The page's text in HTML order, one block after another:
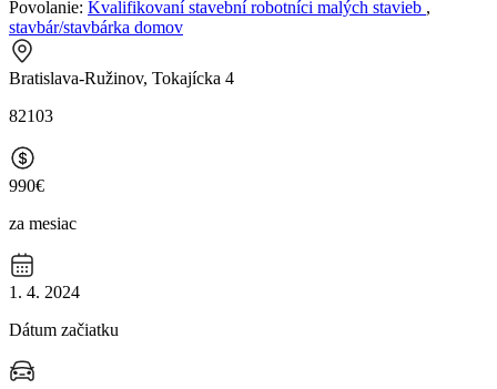
Povolanie: Kvalifikovaní stavební robotníci malých stavieb ,
stavbár/stavbárka domov
Bratislava-Ružinov, Tokajícka 4
82103
990€
za mesiac
1. 4. 2024
Dátum začiatku